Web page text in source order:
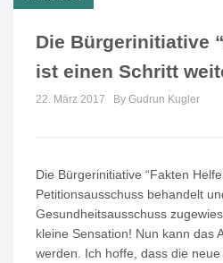
Die Bürgerinitiative
ist einen Schritt
22. März 2017 By Gudrun Kugler
Die Bürgerinitiative “Fakten
Petitionsausschuss behandelt
Gesundheitsausschuss
kleine Sensation! Nun kann das
werden. Ich hoffe, dass die